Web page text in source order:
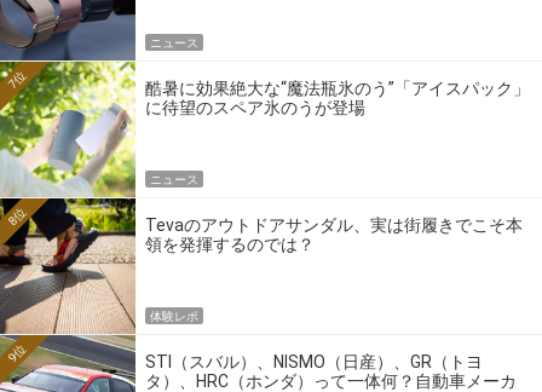
ニュース
酷暑に効果絶大な“魔法瓶氷のう”「アイスパック」
に待望のスペア氷のうが登場
7位
ニュース
Tevaのアウトドアサンダル、実は街履きでこそ本
領を発揮するのでは？
8位
体験レポ
STI（スバル）、NISMO（日産）、GR（トヨ
タ）、HRC（ホンダ）って一体何？自動車メーカ
9位